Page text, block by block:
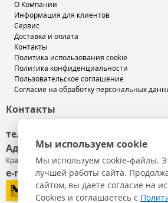
О Компании
Информация для клиентов
Сервис
Доставка и оплата
Контакты
Политика использования cookie
Политика конфиденциальности
Пользовательское соглашение
Согласие на обработку персональных
Контакты
тел. +7 (499) 501-89-00
Адрес
: 140050, Московская обл, Люберецкий
Красково п, Карла Маркса ул, дом № 117
e-mail : info@master-russia.ru
Мы используем cookie
Мы используем cookie-файлы.
лучшей работы сайта.
сайтом, вы даете согласие на
Cookies и соглашаетесь с